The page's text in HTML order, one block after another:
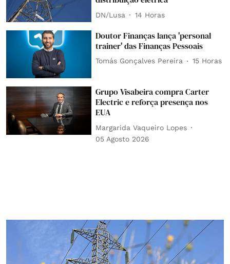
DN/Lusa 14 Horas
Doutor Finanças lança 'personal
trainer' das Finanças Pessoais
Tomás Gonçalves Pereira 15 Horas
Grupo Visabeira compra Carter
Electric e reforça presença nos
EUA
Margarida Vaqueiro Lopes
05 Agosto 2026